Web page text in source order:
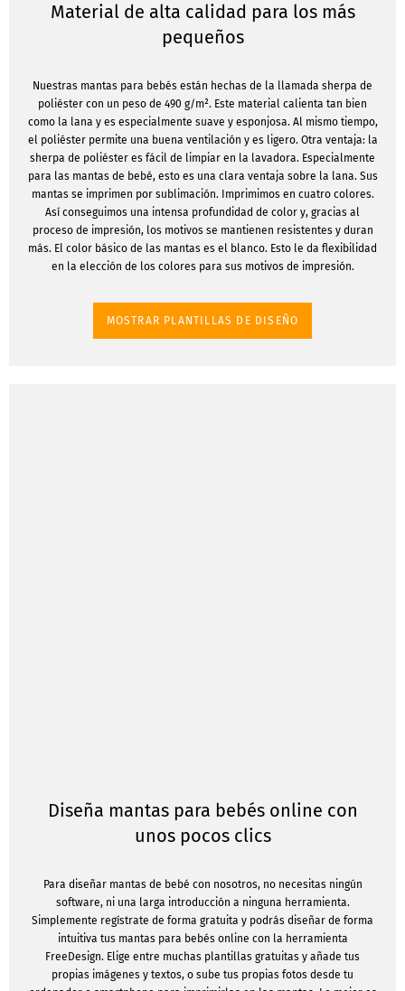
Material de alta calidad para los más
pequeños
Nuestras mantas para bebés están hechas de la llamada sherpa de
poliéster con un peso de 490 g/m². Este material calienta tan bien
como la lana y es especialmente suave y esponjosa. Al mismo tiempo,
el poliéster permite una buena ventilación y es ligero. Otra ventaja: la
sherpa de poliéster es fácil de limpiar en la lavadora. Especialmente
para las mantas de bebé, esto es una clara ventaja sobre la lana. Sus
mantas se imprimen por sublimación. Imprimimos en cuatro colores.
Así conseguimos una intensa profundidad de color y, gracias al
proceso de impresión, los motivos se mantienen resistentes y duran
más. El color básico de las mantas es el blanco. Esto le da flexibilidad
en la elección de los colores para sus motivos de impresión.
MOSTRAR PLANTILLAS DE DISEÑO
Diseña mantas para bebés online con
unos pocos clics
Para diseñar mantas de bebé con nosotros, no necesitas ningún
software, ni una larga introducción a ninguna herramienta.
Simplemente regístrate de forma gratuita y podrás diseñar de forma
intuitiva tus mantas para bebés online con la herramienta
FreeDesign. Elige entre muchas plantillas gratuitas y añade tus
propias imágenes y textos, o sube tus propias fotos desde tu